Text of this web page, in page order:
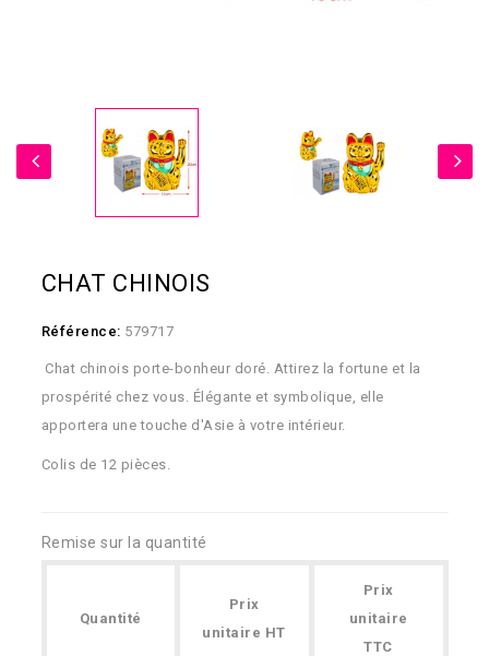
CHAT CHINOIS
Référence: 579717
Chat chinois porte-bonheur doré. Attirez la fortune et la
prospérité chez vous. Élégante et symbolique, elle
apportera une touche d'Asie à votre intérieur.
Colis de 12 pièces.
Remise sur la quantité
Quantité
Prix
unitaire HT
Prix
unitaire
TTC